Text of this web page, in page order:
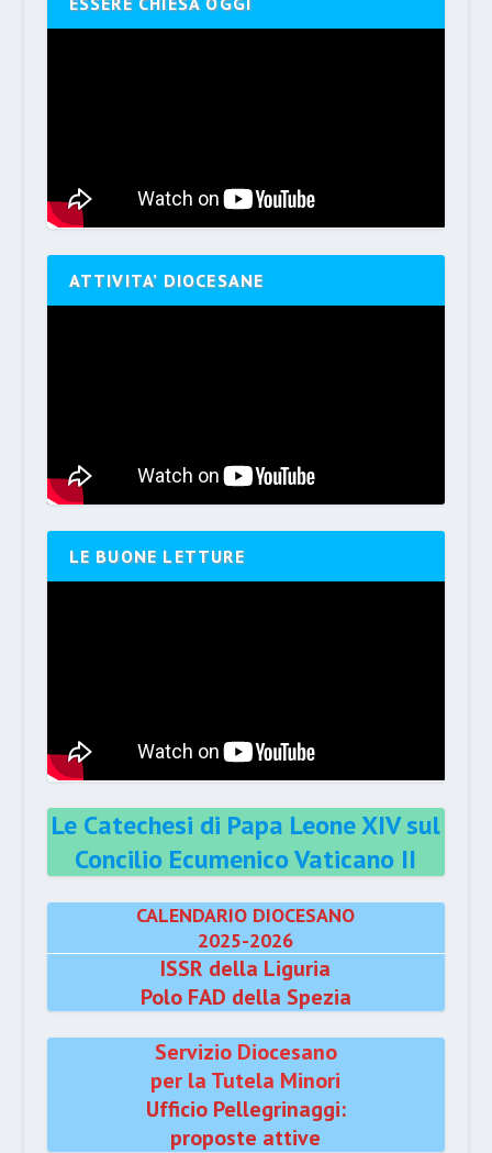
ATTIVITA’ DIOCESANE
LE BUONE LETTURE
Le Catechesi di Papa Leone XIV sul
Concilio Ecumenico Vaticano II
CALENDARIO DIOCESANO
2025-2026
ISSR della Liguria
Polo FAD della Spezia
Servizio Diocesano
per la Tutela Minori
Ufficio Pellegrinaggi:
proposte attive